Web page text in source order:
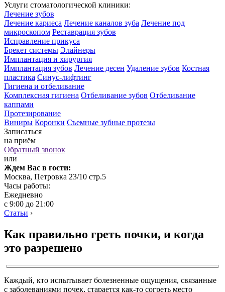
Услуги стоматологической клиники:
Лечение зубов
Лечение кариеса Лечение каналов зуба Лечение под
микроскопом Реставрация зубов
Исправление прикуса
Брекет системы Элайнеры
Имплантация и хирургия
Имплантация зубов Лечение десен Удаление зубов Костная
пластика Синус-лифтинг
Гигиена и отбеливание
Комплексная гигиена Отбеливание зубов Отбеливание
каппами
Протезирование
Виниры Коронки Съемные зубные протезы
Записаться
на приём
Обратный звонок
или
Ждем Вас в гости:
Москва, Петровка 23/10 стр.5
Часы работы:
Ежедневно
с 9:00 до 21:00
Статьи ›
Как правильно греть почки, и когда
это разрешено
Каждый, кто испытывает болезненные ощущения, связанные
с заболеваниями почек, старается как-то согреть место